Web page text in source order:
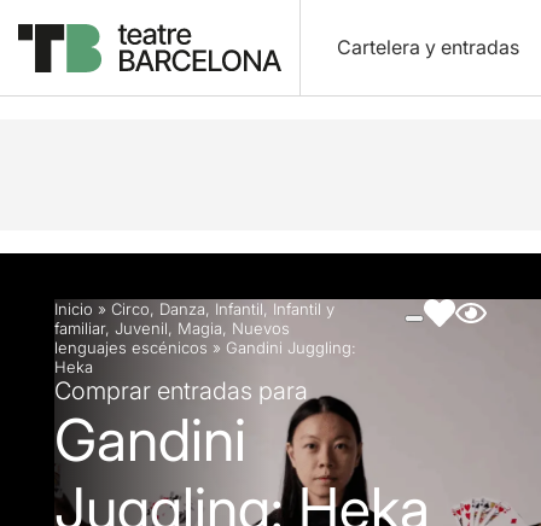
Cartelera y entradas
Descripción Ficha artística Fotos y vídeos
Inicio » Circo, Danza, Infantil, Infantil y
familiar, Juvenil, Magia, Nuevos
lenguajes escénicos » Gandini Juggling:
Heka
Comprar entradas para
Gandini
Juggling: Heka